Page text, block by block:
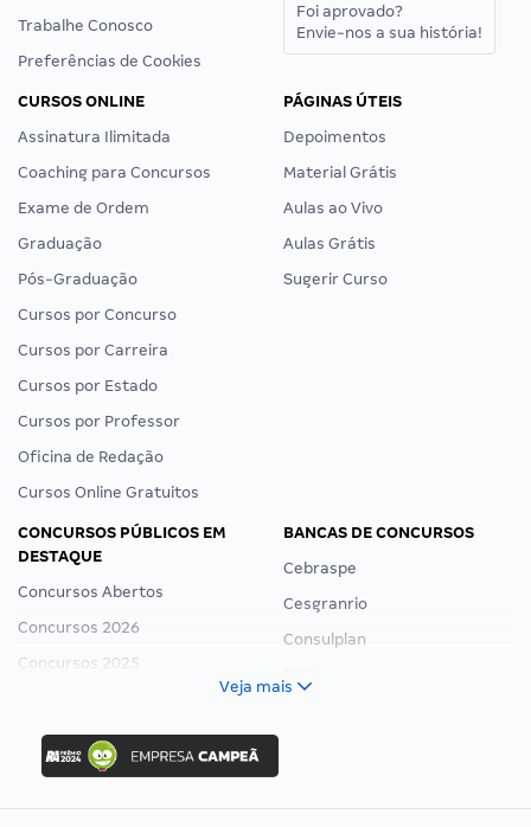
Trabalhe Conosco
Preferências de Cookies
Foi aprovado?
Envie-nos a sua história!
CURSOS ONLINE
Assinatura Ilimitada
Coaching para Concursos
Exame de Ordem
Graduação
Pós-Graduação
Cursos por Concurso
Cursos por Carreira
Cursos por Estado
Cursos por Professor
Oficina de Redação
Cursos Online Gratuitos
PÁGINAS ÚTEIS
Depoimentos
Material Grátis
Aulas ao Vivo
Aulas Grátis
Sugerir Curso
CONCURSOS PÚBLICOS EM
DESTAQUE
Concursos Abertos
Concursos 2026
Concursos 2025
Concurso Ibama
Concurso MPU
Editais publicados
BANCAS DE CONCURSOS
Cebraspe
Cesgranrio
Consulplan
Veja mais